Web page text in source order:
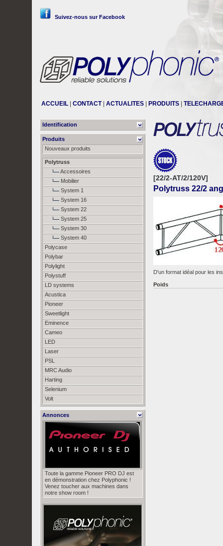
Suivez-nous sur Facebook
ACCUEIL CONTACT| ACTUALITES PRODUITS
Identification
Produits
Nouveaux produits
Polytruss
Accessoires
Mobilier
System 1
System 16
System 22
System 25
System 30
System 40
Polycase
Polybar
Polylight
Polystuff
LD systems
Acustica
Pioneer
Sweetlight
Eminence
Cameo
LED
Laser
PSL
MRC Audio
Harting
Selenium
Volt
Annonces
Toute la gamme Pioneer PRO DJ est
en démonstration chez Polyphonic !
Venez toucher aux machines dans
notre show room !
[22/2-AT/2/120V]
Polytruss 22/2
D'un format idéal pour les
Poids